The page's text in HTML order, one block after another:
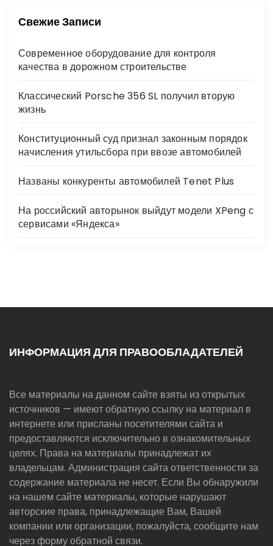
:Свежие Записи
Современное оборудование для контроля
качества в дорожном строительстве
Классический Porsche 356 SL получил вторую
жизнь
Конституционный суд признал законным порядок
начисления утильсбора при ввозе автомобилей
Названы конкуренты автомобилей Tenet Plus
На российский авторынок выйдут модели XPeng с
сервисами «Яндекса»
ИНФОРМАЦИЯ ДЛЯ ПРАВООБЛАДАТЕЛЕЙ
Все материалы на данном сайте взяты из открытых
источников — имеют обратную ссылку на материал в
интернете или присланы посетителями сайта и
предоставляются исключительно в ознакомительных
целях. Права на материалы принадлежат их
владельцам. Администрация сайта ответственности за
содержание материала не несет. Если Вы обнаружили
на нашем сайте материалы, которые нарушают
авторские права, принадлежащие Вам, Вашей
компании или организации, пожалуйста, сообщите нам
через форму обратной связи.